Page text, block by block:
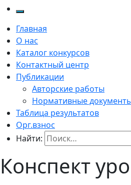
Главная
О нас
Каталог конкурсов
Контактный центр
Публикации
Авторские работы
Нормативные
Таблица результатов
Орг.взнос
Найти:
Конспект